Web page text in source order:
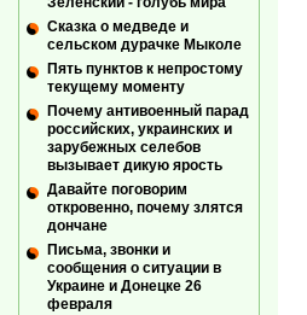
Сказка о медведе и
сельском дурачке Мыколе
Пять пунктов к непростому
текущему моменту
Почему антивоенный парад
российских, украинских и
зарубежных селебов
вызывает дикую ярость
Давайте поговорим
откровенно, почему злятся
дончане
Письма, звонки и
сообщения о ситуации в
Украине и Донецке 26
февраля